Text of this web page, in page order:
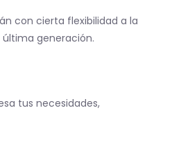
con cierta flexibilidad a la
generación.
tus necesidades,